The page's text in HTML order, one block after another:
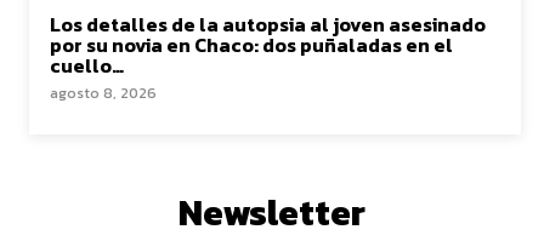
Los detalles de la autopsia al joven asesinado
por su novia en Chaco: dos puñaladas en el
cuello…
agosto 8, 2026
Newsletter